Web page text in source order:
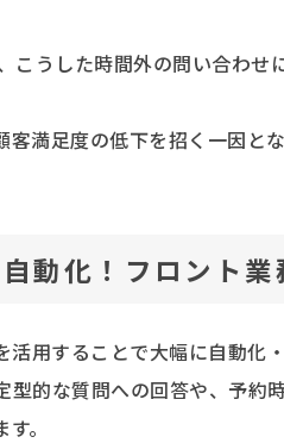
うした時間外の問い合わせ
満足度の低下を招く一因とな
動化！フロント
用することで大幅に自動化・
的な質問への回答や、予約
。